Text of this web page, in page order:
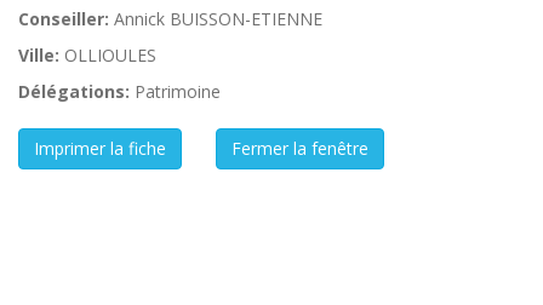
Conseiller: Annick BUISSON-ETIENNE
Ville: OLLIOULES
Délégations: Patrimoine